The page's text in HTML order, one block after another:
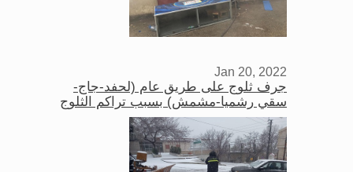
Jan 20, 2022
جرف ثلوج على طريق عام (لحفد-جاج-
سقي رشميا-مشمش) بسبب تراكم الثلوج